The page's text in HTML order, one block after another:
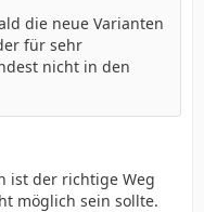
die neue Varianten
für sehr
nicht in den
ist der richtige Weg
möglich sein sollte.